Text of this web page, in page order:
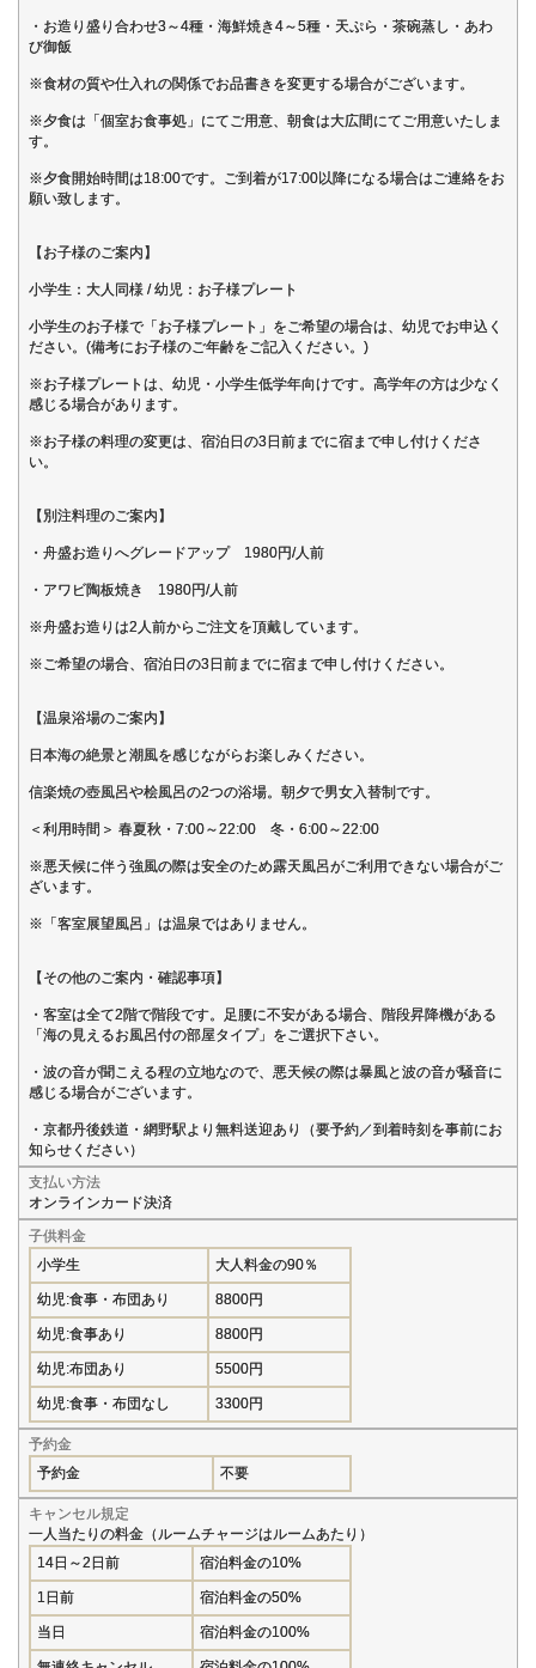
・お造り盛り合わせ3～4種・海鮮焼き4～5種・天ぷら・茶碗蒸し・あわ
び御飯
※食材の質や仕入れの関係でお品書きを変更する場合がございます。
※夕食は「個室お食事処」にてご用意、朝食は大広間にてご用意いたしま
す。
※夕食開始時間は18:00です。ご到着が17:00以降になる場合はご連絡をお
願い致します。
【お子様のご案内】
小学生：大人同様 / 幼児：お子様プレート
小学生のお子様で「お子様プレート」をご希望の場合は、幼児でお申込く
ださい。(備考にお子様のご年齢をご記入ください。)
※お子様プレートは、幼児・小学生低学年向けです。高学年の方は少なく
感じる場合があります。
※お子様の料理の変更は、宿泊日の3日前までに宿まで申し付けくださ
い。
【別注料理のご案内】
・舟盛お造りへグレードアップ 1980円/人前
・アワビ陶板焼き 1980円/人前
※舟盛お造りは2人前からご注文を頂戴しています。
※ご希望の場合、宿泊日の3日前までに宿まで申し付けください。
【温泉浴場のご案内】
日本海の絶景と潮風を感じながらお楽しみください。
信楽焼の壺風呂や桧風呂の2つの浴場。朝夕で男女入替制です。
＜利用時間＞ 春夏秋・7:00～22:00 冬・6:00～22:00
※悪天候に伴う強風の際は安全のため露天風呂がご利用できない場合がご
ざいます。
※「客室展望風呂」は温泉ではありません。
【その他のご案内・確認事項】
・客室は全て2階で階段です。足腰に不安がある場合、階段昇降機がある
「海の見えるお風呂付の部屋タイプ」をご選択下さい。
・波の音が聞こえる程の立地なので、悪天候の際は暴風と波の音が騒音に
感じる場合がございます。
・京都丹後鉄道・網野駅より無料送迎あり（要予約／到着時刻を事前にお
知らせください）
支払い方法
オンラインカード決済
子供料金
小学生
大人料金の90％
幼児:食事・布団あり 8800円
幼児:食事あり 8800円
幼児:布団あり 5500円
幼児:食事・布団なし 3300円
予約金
予約金
不要
キャンセル規定
一人当たりの料金（ルームチャージはルームあたり）
14日～2日前
宿泊料金の10%
1日前 宿泊料金の50%
当日 宿泊料金の100%